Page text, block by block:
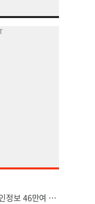
경제전문 유튜브 삼프로TV, 개인정보 46만여 건 유출 사고